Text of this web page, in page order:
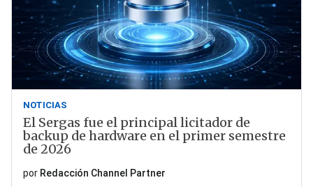
NOTICIAS
El Sergas fue el principal licitador de
backup de hardware en el primer semestre
de 2026
por Redacción Channel Partner